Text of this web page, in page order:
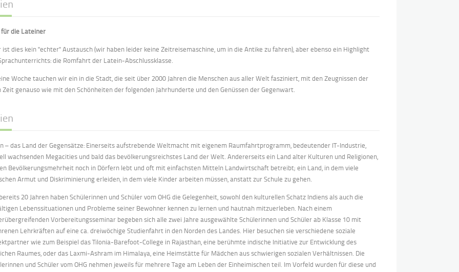
für die Lateiner
ist dies kein "echter" Austausch (wir haben leider keine Zeitreisemaschine, um in die Antike zu fahren), aber ebenso ein Highlight
die Romfahrt der Latein-Abschlussklasse.
Woche tauchen wir ein in die Stadt, die seit über 2000 Jahren die Menschen aus aller Welt fasziniert, mit den Zeugnissen der
Zeit genauso wie mit den Schönheiten der folgenden Jahrhunderte und den Genüssen der Gegenwart.
– das Land der Gegensätze: Einerseits aufstrebende Weltmacht mit eigenem Raumfahrtprogramm, bedeutender IT-Industrie,
wachsenden Megacities und bald das bevölkerungsreichstes Land der Welt. Andererseits ein Land alter Kulturen und Religionen,
Bevölkerungsmehrheit noch in Dörfern lebt und oft mit einfachsten Mitteln Landwirtschaft betreibt; ein Land, in dem viele
Armut und Diskriminierung erleiden, in dem viele Kinder arbeiten müssen, anstatt zur Schule zu gehen.
20 Jahren haben Schülerinnen und Schüler vom OHG die Gelegenheit, sowohl den kulturellen Schatz Indiens als auch die
Lebenssituationen und Probleme seiner Bewohner kennen zu lernen und hautnah mitzuerleben. Nach einem
Vorbereitungsseminar begeben sich alle zwei Jahre ausgewählte Schülerinnen und Schüler ab Klasse 10 mit
Lehrkräften auf eine ca. dreiwöchige Studienfahrt in den Norden des Landes. Hier besuchen sie verschiedene soziale
wie zum Beispiel das Tilonia-Barefoot-College in Rajasthan, eine berühmte indische Initiative zur Entwicklung des
Raumes, oder das Laxmi-Ashram im Himalaya, eine Heimstätte für Mädchen aus schwierigen sozialen Verhältnissen. Die
und Schüler vom OHG nehmen jeweils für mehrere Tage am Leben der Einheimischen teil. Im Vorfeld wurden für diese und